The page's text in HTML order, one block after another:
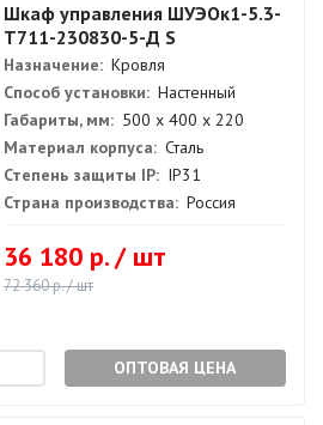
Шкаф управления ШУЭОк1-5.3-
Т711-230830-5-Д S
Назначение: Кровля
Способ установки: Настенный
Габариты, мм: 500 х 400 х 220
Материал корпуса: Сталь
Степень защиты IP: IP31
Страна производства: Россия
36 180 р. / шт
72 360 р. / шт
ОПТОВАЯ ЦЕНА